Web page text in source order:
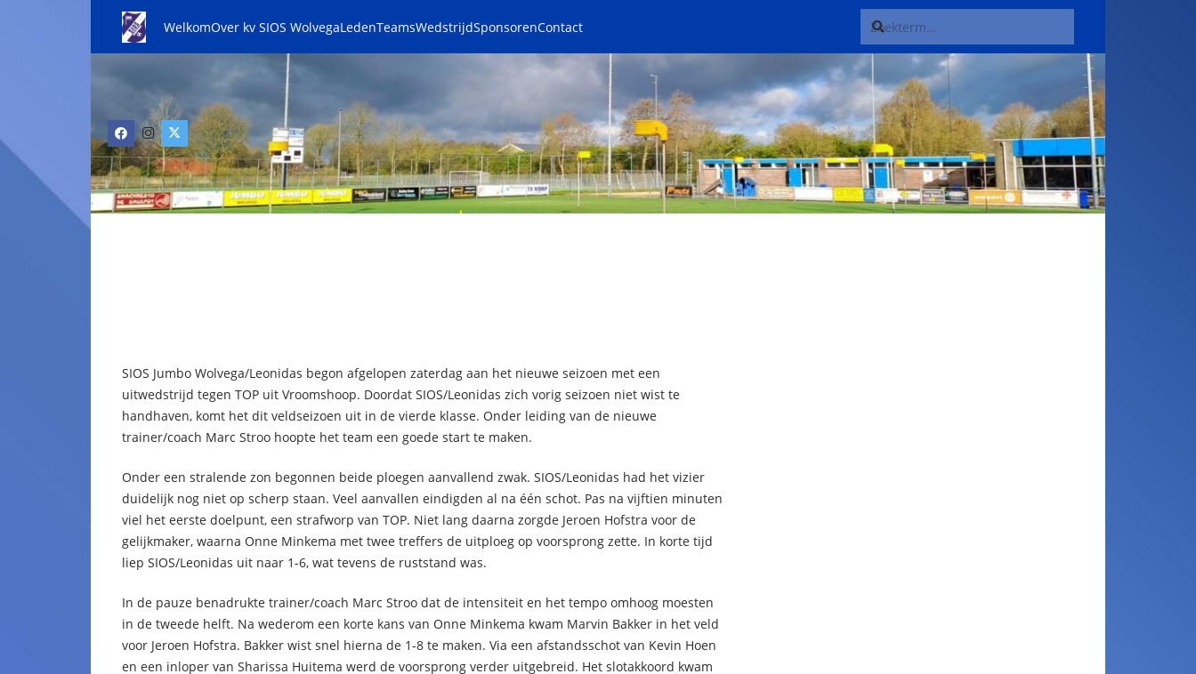
WelkomOver kv SIOS WolvegaLedenTeamsWedstrijdSponsorenContact
SIOS Jumbo Wolvega/Leonidas begon afgelopen zaterdag aan het nieuwe seizoen met een
uitwedstrijd tegen TOP uit Vroomshoop. Doordat SIOS/Leonidas zich vorig seizoen niet wist te
handhaven, komt het dit veldseizoen uit in de vierde klasse. Onder leiding van de nieuwe
trainer/coach Marc Stroo hoopte het team een goede start te maken.
Onder een stralende zon begonnen beide ploegen aanvallend zwak. SIOS/Leonidas had het vizier
duidelijk nog niet op scherp staan. Veel aanvallen eindigden al na één schot. Pas na vijftien minuten
viel het eerste doelpunt, een strafworp van TOP. Niet lang daarna zorgde Jeroen Hofstra voor de
gelijkmaker, waarna Onne Minkema met twee treffers de uitploeg op voorsprong zette. In korte tijd
liep SIOS/Leonidas uit naar 1-6, wat tevens de ruststand was.
In de pauze benadrukte trainer/coach Marc Stroo dat de intensiteit en het tempo omhoog moesten
in de tweede helft. Na wederom een korte kans van Onne Minkema kwam Marvin Bakker in het veld
voor Jeroen Hofstra. Bakker wist snel hierna de 1-8 te maken. Via een afstandsschot van Kevin Hoen
en een inloper van Sharissa Huitema werd de voorsprong verder uitgebreid. Het slotakkoord kwam